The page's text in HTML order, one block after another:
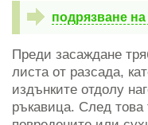
подрязване на
Преди засаждане
листа от разсада,
издънките отдолу
ръкавица. След това